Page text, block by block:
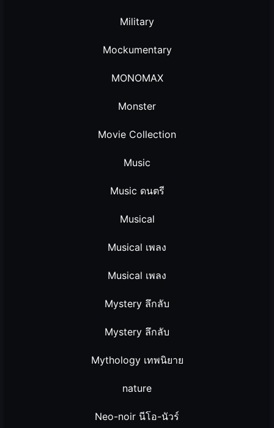
Military
Mockumentary
MONOMAX
Monster
Movie Collection
Music
Music ดนตรี
Musical
Musical เพลง
Musical เพลง
Mystery ลึกลับ
Mystery ลึกลับ
Mythology เทพนิยาย
nature
Neo-noir นีโอ-นัวร์